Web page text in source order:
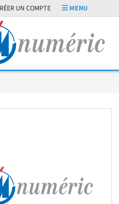
UN COMPTE MENU